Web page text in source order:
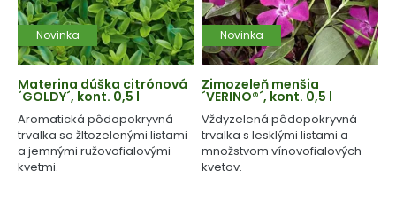
Novinka
Materina dúška citrónová
´GOLDY´, kont. 0,5 l
Aromatická pôdopokryvná
trvalka so žltozelenými listami
a jemnými ružovofialovými
kvetmi.
Novinka
Zimozeleň menšia
´VERINO®´, kont. 0,5 l
Vždyzelená pôdopokryvná
trvalka s lesklými listami a
množstvom vínovofialových
kvetov.